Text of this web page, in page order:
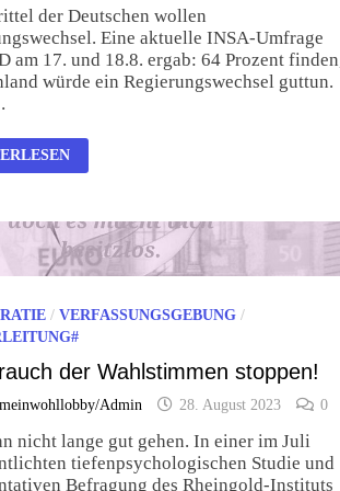
der Deutschen wollen
Eine aktuelle INSA-Umfrage
am 17. und 18.8. ergab: 64 Prozent
würde ein Regierungswechsel guttun.
/ VERFASSUNGSGEBUNG/
der Wahlstimmen stoppen!
Admin 28. August 2023 0
nicht lange gut gehen. In einer im Juli
tiefenpsychologischen Studie und
Befragung des Rheingold-Instituts